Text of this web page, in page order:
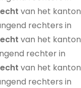
van het kanton
rechters in
van het kanton
rechter in
van het kanton
rechters in